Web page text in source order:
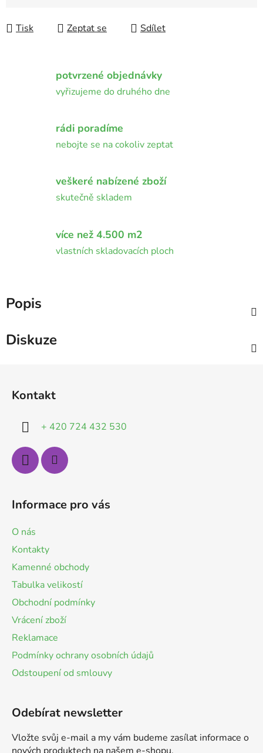
Tisk Zeptat se Sdílet
potvrzené objednávky
vyřizujeme do druhého dne
rádi poradíme
nebojte se na cokoliv zeptat
veškeré nabízené zboží
skutečně skladem
více než 4.500 m2
vlastních skladovacích ploch
Popis
Diskuze
Kontakt
+ 420 724 432 530
Informace pro vás
O nás
Kontakty
Kamenné obchody
Tabulka velikostí
Obchodní podmínky
Vrácení zboží
Reklamace
Podmínky ochrany osobních údajů
Odstoupení od smlouvy
Odebírat newsletter
Vložte svůj e-mail a my vám budeme zasílat informace o